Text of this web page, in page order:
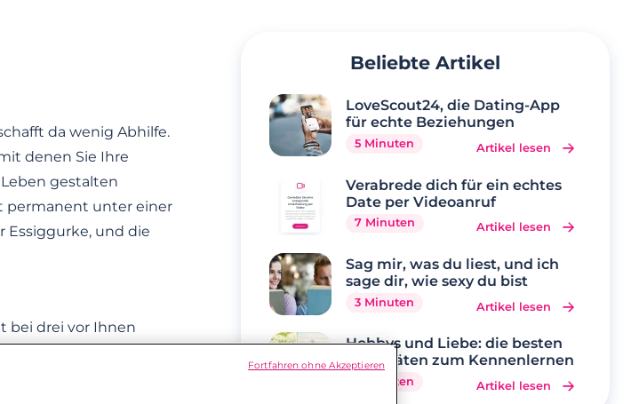
da wenig Abhilfe.
denen Sie Ihre
gestalten
permanent unter einer
Essiggurke, und die
bei drei vor Ihnen
erfolglose Anmachen
auf der
Beliebte Artikel
LoveScout24, die Dating-App
für echte Beziehungen
5 Minuten Artikel lesen
Verabrede dich für ein echtes
Date per Videoanruf
7 Minuten Artikel lesen
Sag mir, was du liest, und ich
sage dir, wie sexy du bist
3 Minuten Artikel lesen
Hobbys und Liebe: die besten
Aktivitäten zum Kennenlernen
5 Minuten Artikel lesen
Fortfahren ohne Akzeptieren